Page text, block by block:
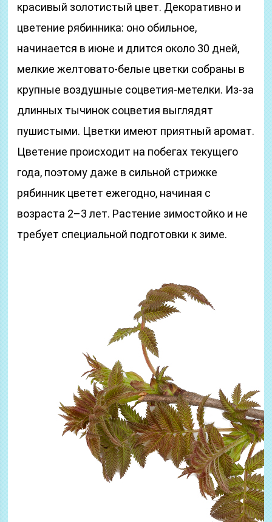
красивый золотистый цвет. Декоративно и
цветение рябинника: оно обильное,
начинается в июне и длится около 30 дней,
мелкие желтовато-белые цветки собраны в
крупные воздушные соцветия-метелки. Из-за
длинных тычинок соцветия выглядят
пушистыми. Цветки имеют приятный аромат.
Цветение происходит на побегах текущего
года, поэтому даже в сильной стрижке
рябинник цветет ежегодно, начиная с
возраста 2–3 лет. Растение зимостойко и не
требует специальной подготовки к зиме.